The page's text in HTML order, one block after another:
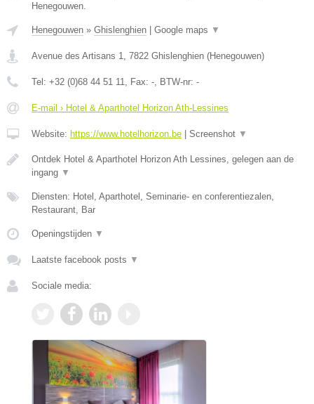
Henegouwen.
Henegouwen » Ghislenghien Google maps ▼
Avenue des Artisans 1, 7822 Ghislenghien (Henegouwen)
Tel: +32 (0)68 44 51 11, Fax: -, BTW-nr: -
E-mail › Hotel & Aparthotel Horizon Ath-Lessines
Website: https://www.hotelhorizon.be Screenshot ▼
Ontdek Hotel & Aparthotel Horizon Ath Lessines, gelegen aan de
ingang ▼
Diensten: Hotel, Aparthotel, Seminarie- en conferentiezalen,
Restaurant, Bar
Openingstijden ▼
Laatste facebook posts ▼
Sociale media: